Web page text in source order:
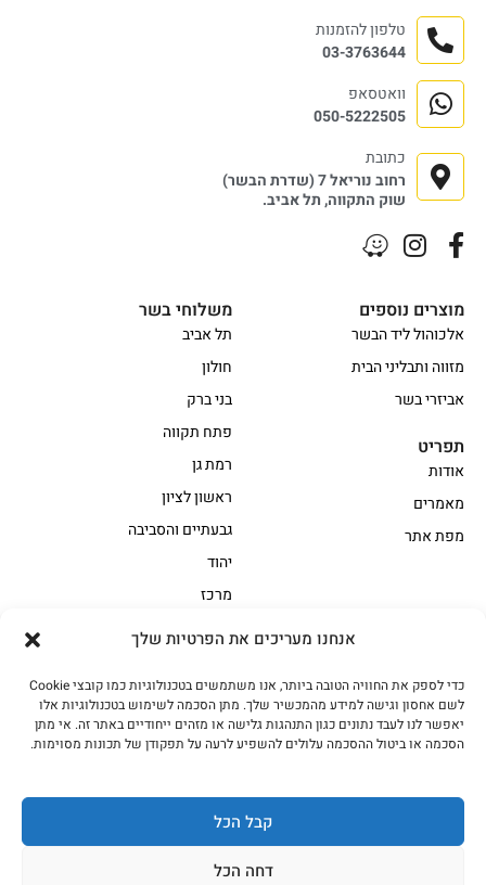
אנחנו מעריכים את הפרטיות שלך
כדי לספק את החוויה הטובה ביותר, אנו משתמשים בטכנולוגיות כמו קובצי Cookie
לשם אחסון וגישה למידע מהמכשיר שלך. מתן הסכמה לשימוש בטכנולוגיות אלו
יאפשר לנו לעבד נתונים כגון התנהגות גלישה או מזהים ייחודיים באתר זה. אי מתן
הסכמה או ביטול ההסכמה עלולים להשפיע לרעה על תפקודן של תכונות מסוימות.
קבל הכל
דחה הכל
אווז
בשר בקר משובח
בשר בקר עגלה משובח
בשר למעשנת
הודו
חלקים אחוריים
מיוחדי מסורת1
נתחי פנים
עוף
משלוחי בשר
תל אביב
חולון
בני ברק
פתח תקווה
רמת גן
ראשון לציון
גבעתיים והסביבה
יהוד
מרכז
מוצרים נוספים
אלכוהול ליד הבשר
מזווה ותבליני הבית
אביזרי בשר
תפריט
אודות
מאמרים
מפת אתר
טלפון להזמנות
03-3763644
וואטסאפ
050-5222505
כתובת
רחוב נוריאל 7 (שדרת הבשר)
שוק התקווה, תל אביב.